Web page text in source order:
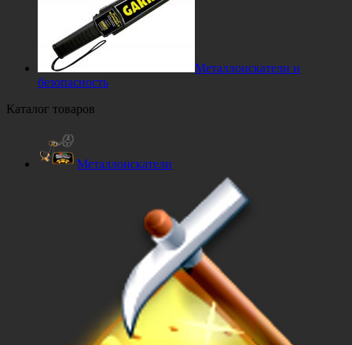
Металлоискатели и
безопасность
Каталог товаров
Металлоискатели